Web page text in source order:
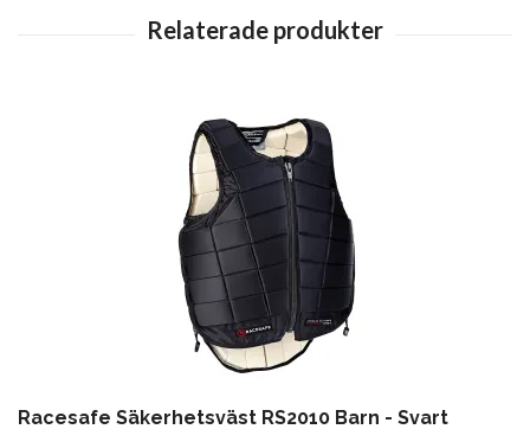
Racesafe Säkerhetsväst RS2010 Barn - Svart